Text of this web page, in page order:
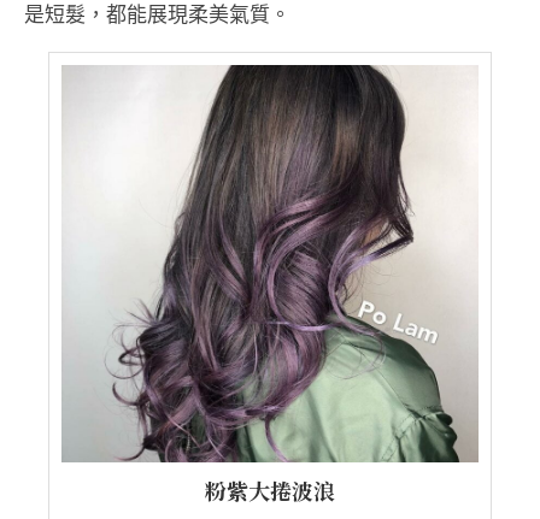
是短髮，都能展現柔美氣質。
粉紫大捲波浪